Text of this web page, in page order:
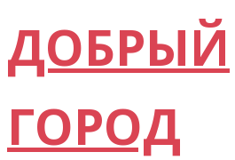
ДОБРЫЙ
ГОРОД